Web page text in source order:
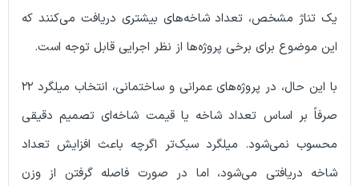
مشخص، تعداد شاخه‌های بیشتری دریافت می‌کنند که
برای برخی پروژه‌ها از نظر اجرایی قابل توجه است.
با این حال، در پروژه‌های عمرانی و ساختمانی، انتخاب میلگرد ۲۲
اساس تعداد شاخه یا قیمت شاخه‌ای تصمیم دقیقی
نمی‌شود. میلگرد سبک‌تر اگرچه باعث افزایش تعداد
می‌شود، اما در صورت فاصله گرفتن از وزن